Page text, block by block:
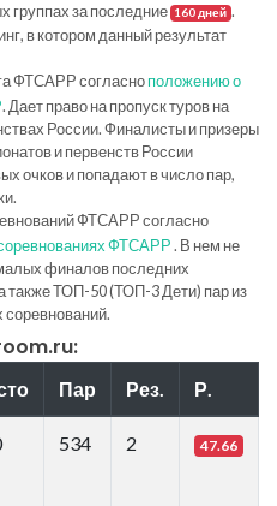
группах за последние 160 дней .
в котором данный результат
ФТСАРР согласноположению о
. Дает право на пропуск туров на
России. Финалисты и призеры
и первенств России
очков и попадают в число пар,
ФТСАРР согласно
ФТСАРР. В нем не
финалов последних
также ТОП-50 (ТОП-3 Дети) пар из
соревнований.
Пар Рез. Р.
534 2 47.66